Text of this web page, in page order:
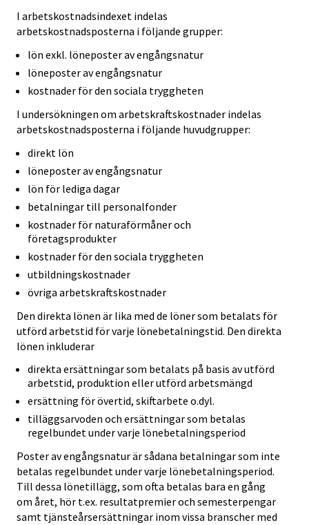
I arbetskostnadsindexet indelas
arbetskostnadsposterna i följande grupper:
lön exkl. löneposter av engångsnatur
löneposter av engångsnatur
kostnader för den sociala tryggheten
I undersökningen om arbetskraftskostnader indelas
arbetskostnadsposterna i följande huvudgrupper:
direkt lön
löneposter av engångsnatur
lön för lediga dagar
betalningar till personalfonder
kostnader för naturaförmåner och
företagsprodukter
kostnader för den sociala tryggheten
utbildningskostnader
övriga arbetskraftskostnader
Den direkta lönen är lika med de löner som betalats för
utförd arbetstid för varje lönebetalningstid. Den direkta
lönen inkluderar
direkta ersättningar som betalats på basis av utförd
arbetstid, produktion eller utförd arbetsmängd
ersättning för övertid, skiftarbete o.dyl.
tilläggsarvoden och ersättningar som betalas
regelbundet under varje lönebetalningsperiod
Poster av engångsnatur är sådana betalningar som inte
betalas regelbundet under varje lönebetalningsperiod.
Till dessa lönetillägg, som ofta betalas bara en gång
om året, hör t.ex. resultatpremier och semesterpengar
samt tjänsteårsersättningar inom vissa branscher med